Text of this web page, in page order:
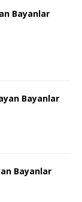
Bayanlar
Bayanlar
Bayanlar